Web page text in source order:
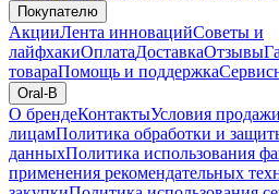
Покупателю
АкцииЛента инновацийСоветы и
лайфхакиОплатаДоставкаОтзывы
товараПомощь и поддержка
Oral-B
О брендеКонтактыУсловия
лицамПолитика обработки и
данныхПолитика использования
применения рекомендательных